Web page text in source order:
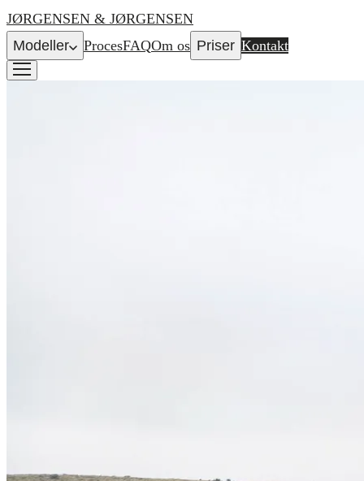
JØRGENSEN & JØRGENSEN
Modeller
ProcesFAQOm os Priser Kontakt